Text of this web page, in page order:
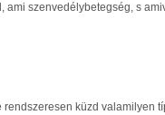
ami szenvedélybetegség, s
rendszeresen küzd valamilyen